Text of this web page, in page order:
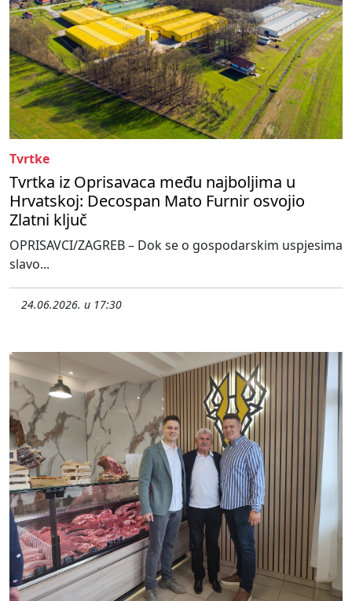
Tvrtke
Tvrtka iz Oprisavaca među najboljima u
Hrvatskoj: Decospan Mato Furnir osvojio
Zlatni ključ
OPRISAVCI/ZAGREB – Dok se o gospodarskim uspjesima
slavo...
24.06.2026. u 17:30